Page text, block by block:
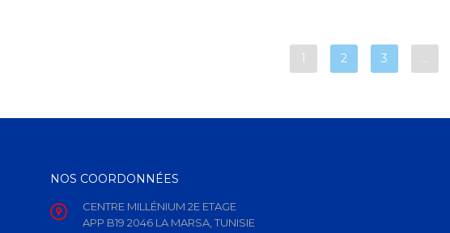
1 2 3 …
NOS COORDONNÉES
CENTRE MILLÉNIUM 2E ETAGE
APP B19 2046 LA MARSA, TUNISIE